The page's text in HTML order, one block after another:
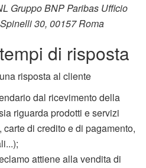
Gruppo BNP Paribas Ufficio
30, 00157 Roma
di risposta
risposta al cliente
dal ricevimento della
riguarda prodotti e servizi
di credito e di pagamento,
attiene alla vendita di